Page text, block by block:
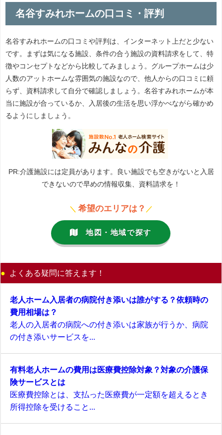
名谷すみれホームの口コミ・評判
名谷すみれホームの口コミや評判は、インターネット上だと少ない
です。まずは気になる施設、条件の合う施設の資料請求をして、特
徴やコンセプトなどから比較してみましょう。グループホームは少
人数のアットホームな雰囲気の施設なので、他人からの口コミに頼
らず、資料請求して自分で確認しましょう。名谷すみれホームが本
当に施設が合っているか、入居後の生活を思い浮かべながら確かめ
るようにしましょう。
PR:介護施設には定員があります。良い施設でも空きがないと入居
できないので早めの情報収集、資料請求を！
＼ 希望のエリアは？ ／
地図・地域で探す
よくある疑問に答えます！
老人ホーム入居者の病院付き添いは誰がする？依頼時の
費用相場は？
老人の入居者の病院への付き添いは家族が行うか、病院
の付き添いサービスを...
有料老人ホームの費用は医療費控除対象？対象の介護保
険サービスとは
医療費控除とは、支払った医療費が一定額を超えるとき
所得控除を受けること...